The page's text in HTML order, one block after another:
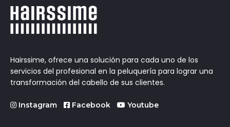
Hairssime, ofrece una solución para cada uno de los
servicios del profesional en la peluquería para lograr una
transformación del cabello de sus clientes.
Instagram Facebook Youtube